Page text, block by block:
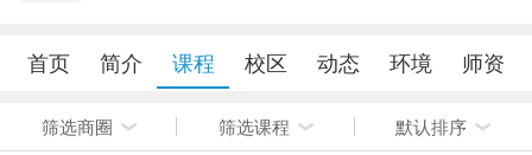
首页 简介 课程 校区 动态 环境 师资
筛选商圈 筛选课程 默认排序